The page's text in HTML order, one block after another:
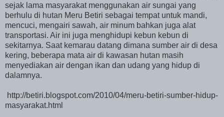
sejak lama masyarakat menggunakan air sungai yang
berhulu di hutan Meru Betiri sebagai tempat untuk mandi,
mencuci, mengairi sawah, air minum bahkan juga alat
transportasi. Air ini juga menghidupi kebun kebun di
sekitarnya. Saat kemarau datang dimana sumber air di desa
kering, beberapa mata air di kawasan hutan masih
menyediakan air dengan ikan dan udang yang hidup di
dalamnya.
http://betiri.blogspot.com/2010/04/meru-betiri-sumber-hidup-
masyarakat.html